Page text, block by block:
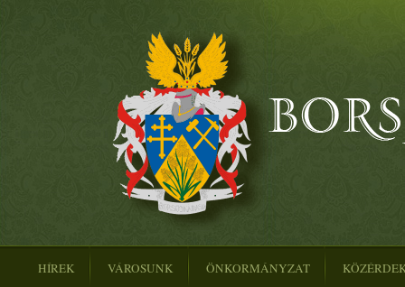
HÍREK VÁROSUNK ÖNKORMÁNYZAT